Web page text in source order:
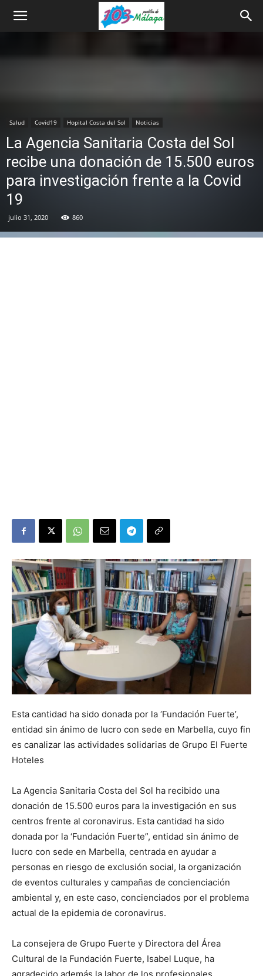
Salud Covid19 Hopital Costa del Sol Noticias
La Agencia Sanitaria Costa del Sol
recibe una donación de 15.500 euros
para investigación frente a la Covid
19
julio 31, 2020 860
Esta cantidad ha sido donada por la ‘Fundación Fuerte’,
entidad sin ánimo de lucro con sede en Marbella, cuyo fin
es canalizar las actividades solidarias de Grupo El Fuerte
Hoteles
La Agencia Sanitaria Costa del Sol ha recibido una
donación de 15.500 euros para la investigación en sus
centros frente al coronavirus. Esta cantidad ha sido
donada por la ‘Fundación Fuerte”, entidad sin ánimo de
lucro con sede en Marbella, centrada en ayudar a
personas en riesgo de exclusión social, la organización
de eventos culturales y campañas de concienciación
ambiental y, en este caso, concienciados por el problema
actual de la epidemia de coronavirus.
La consejera de Grupo Fuerte y Directora del Área
Cultural de la Fundación Fuerte, Isabel Luque, ha
agradecido además la labor de los profesionales